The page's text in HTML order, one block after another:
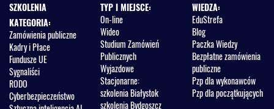
SZKOLENIA
KATEGORIA:
Zamówienia publiczne
Kadry i Płace
Fundusze UE
Sygnaliści
RODO
Cyberbezpieczeństwo
TYP I MIEJSCE:
On-line
Wideo
Studium Zamówień
Publicznych
Wyjazdowe
Stacjonarne:
szkolenia Białystok
szkolenia Bydgoszcz
WIEDZA:
EduStrefa
Blog
Paczka Wiedzy
Bezpłatne zamówienia
publiczne
Pzp dla wykonawców
Pzp dla początkujących